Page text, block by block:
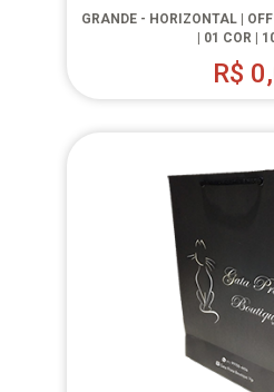
GRANDE - HORIZONTAL |
| 01 COR |
R$